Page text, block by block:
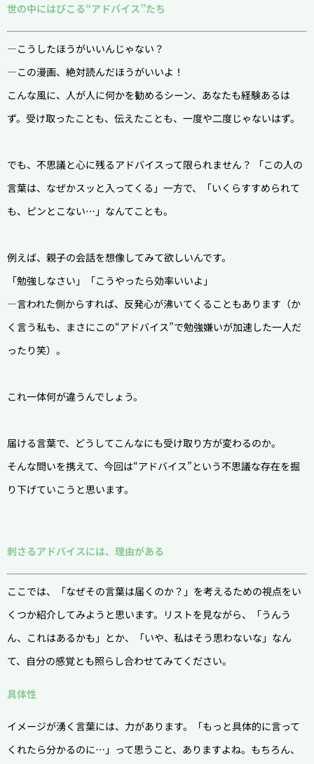
世の中にはびこる“アドバイス”たち
―こうしたほうがいいんじゃない？
―この漫画、絶対読んだほうがいいよ！
こんな風に、人が人に何かを勧めるシーン、あなたも経験あるは
ず。受け取ったことも、伝えたことも、一度や二度じゃないはず。
でも、不思議と心に残るアドバイスって限られません？
「この人の
言葉は、なぜかスッと入ってくる」一方で、「いくらすすめられて
も、ピンとこない…」なんてことも。
例えば、親子の会話を想像してみて欲しいんです。
「勉強しなさい」「こうやったら効率いいよ」
―言われた側からすれば、反発心が沸いてくることもあります（か
く言う私も、まさにこの“アドバイス”で勉強嫌いが加速した一人だ
ったり笑）。
これ一体何が違うんでしょう。
届ける言葉で、どうしてこんなにも受け取り方が変わるのか。
そんな問いを携えて、今回は“アドバイス”という不思議な存在を掘
り下げていこうと思います。
刺さるアドバイスには、理由がある
ここでは、「なぜその言葉は届くのか？」を考えるための視点をい
くつか紹介してみようと思います。リストを見ながら、「うんう
ん、これはあるかも」とか、「いや、私はそう思わないな」なん
て、自分の感覚とも照らし合わせてみてください。
具体性
イメージが湧く言葉には、力があります。「もっと具体的に言って
くれたら分かるのに…」って思うこと、ありますよね。もちろん、